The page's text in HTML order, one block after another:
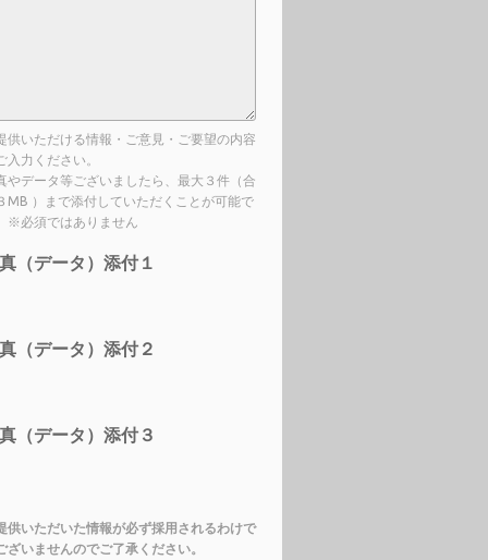
供いただける情報・ご意見・ご要望の内容
入力ください。
やデータ等ございましたら、最大３件（合
MB ）まで添付していただくことが可能で
※必須ではありません
（データ）添付１
（データ）添付２
（データ）添付３
供いただいた情報が必ず採用されるわけで
ざいませんのでご了承ください。